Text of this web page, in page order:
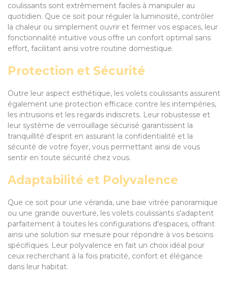
coulissants sont extrêmement faciles à manipuler au
quotidien. Que ce soit pour réguler la luminosité, contrôler
la chaleur ou simplement ouvrir et fermer vos espaces, leur
fonctionnalité intuitive vous offre un confort optimal sans
effort, facilitant ainsi votre routine domestique.
Protection et Sécurité
Outre leur aspect esthétique, les volets coulissants assurent
également une protection efficace contre les intempéries,
les intrusions et les regards indiscrets. Leur robustesse et
leur système de verrouillage sécurisé garantissent la
tranquillité d'esprit en assurant la confidentialité et la
sécurité de votre foyer, vous permettant ainsi de vous
sentir en toute sécurité chez vous.
Adaptabilité et Polyvalence
Que ce soit pour une véranda, une baie vitrée panoramique
ou une grande ouverture, les volets coulissants s'adaptent
parfaitement à toutes les configurations d'espaces, offrant
ainsi une solution sur mesure pour répondre à vos besoins
spécifiques. Leur polyvalence en fait un choix idéal pour
ceux recherchant à la fois praticité, confort et élégance
dans leur habitat.